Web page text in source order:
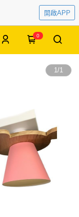
開啟APP
0
1/1